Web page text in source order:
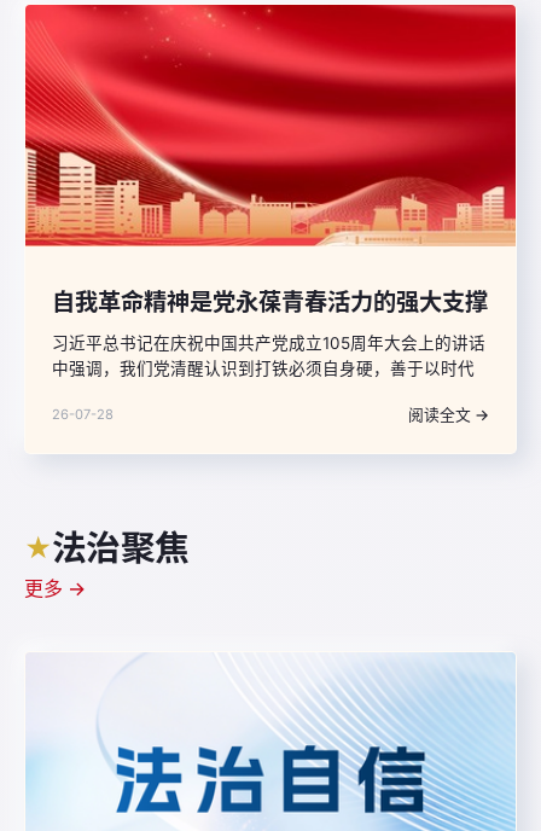
之所需，战略性、创造性地回答了中国之问、世界之问、
人民之问、时代之问，彰显了重大时代价值。
自我革命精神是党永葆青春活力的强大支撑
习近平总书记在庆祝中国共产党成立105周年大会上的讲话
中强调，我们党清醒认识到打铁必须自身硬，善于以时代
命精神完善自己，高度重视自身建设，坚决清除一切损害
26-07-28 阅读全文 →
★法治聚焦
更多 →